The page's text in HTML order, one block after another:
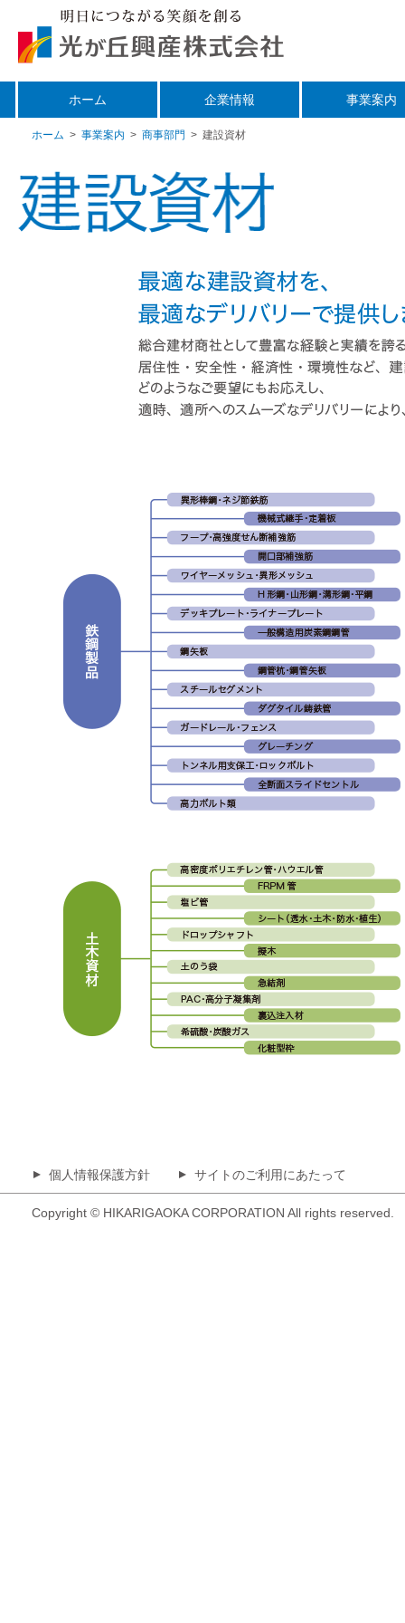
ホーム 企業情報 事業案内
ホーム > 事業案内 > 商事部門 > 建設資材
▲ 個人情報保護方針 ▲ サイトのご利用にあたって
Copyright © HIKARIGAOKA CORPORATION All rights reserved.